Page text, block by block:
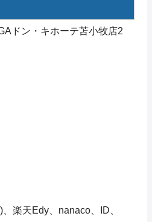
ドン・キホーテ苫小牧店2
楽天Edy、nanaco、ID、